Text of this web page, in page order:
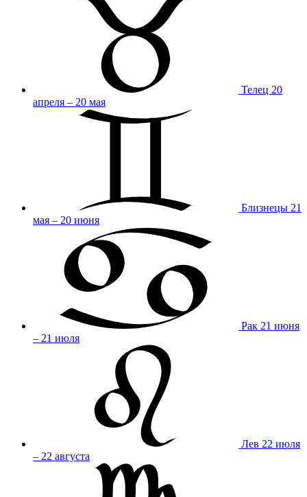
Телец 20
апреля – 20 мая
Близнецы 21
мая – 20 июня
Рак 21 июня
– 21 июля
Лев 22 июля
– 22 августа